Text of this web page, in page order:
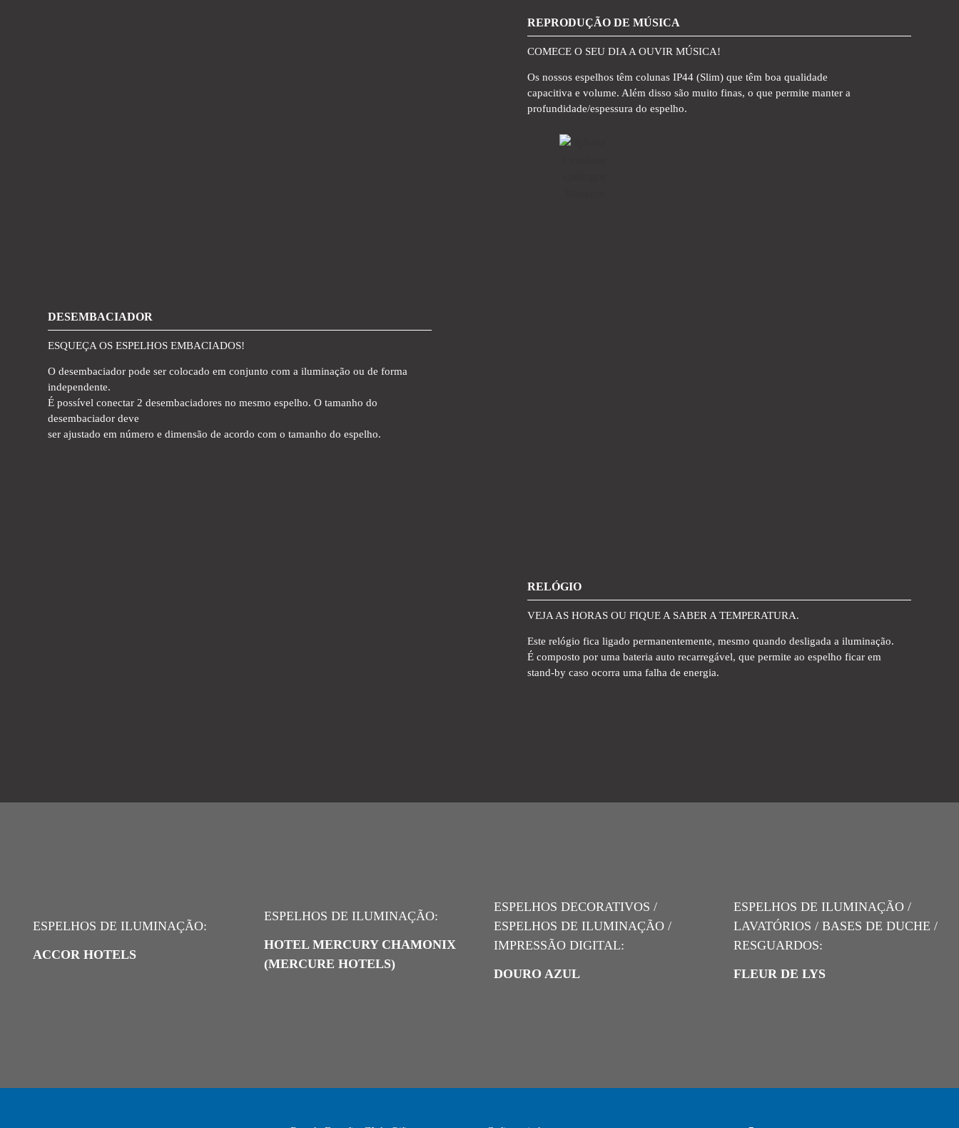
REPRODUÇÃO DE MÚSICA
COMECE O SEU DIA A OUVIR MÚSICA!
Os nossos espelhos têm colunas IP44 (Slim) que têm boa qualidade
capacitiva e volume. Além disso são muito finas, o que permite manter a
profundidade/espessura do espelho.
DESEMBACIADOR
ESQUEÇA OS ESPELHOS EMBACIADOS!
O desembaciador pode ser colocado em conjunto com a iluminação ou de forma
independente.
É possível conectar 2 desembaciadores no mesmo espelho. O tamanho do
desembaciador deve
ser ajustado em número e dimensão de acordo com o tamanho do espelho.
RELÓGIO
VEJA AS HORAS OU FIQUE A SABER A TEMPERATURA.
Este relógio fica ligado permanentemente, mesmo quando desligada a iluminação.
É composto por uma bateria auto recarregável, que permite ao espelho ficar em
stand-by caso ocorra uma falha de energia.
ESPELHOS DE ILUMINAÇÃO:
ACCOR HOTELS
ESPELHOS DE ILUMINAÇÃO:
HOTEL MERCURY CHAMONIX
(MERCURE HOTELS)
ESPELHOS DECORATIVOS /
ESPELHOS DE ILUMINAÇÃO /
IMPRESSÃO DIGITAL:
DOURO AZUL
ESPELHOS DE ILUMINAÇÃO /
LAVATÓRIOS / BASES DE DUCHE /
RESGUARDOS:
FLEUR DE LYS